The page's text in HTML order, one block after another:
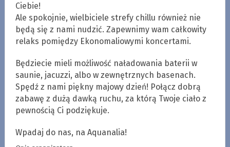
Ciebie!
Ale spokojnie, wielbiciele strefy chillu również nie
będą się z nami nudzić. Zapewnimy wam całkowity
relaks pomiędzy Ekonomaliowymi koncertami.
Będziecie mieli możliwość naładowania baterii w
saunie, jacuzzi, albo w zewnętrznych basenach.
Spędź z nami piękny majowy dzień! Połącz dobrą
zabawę z dużą dawką ruchu, za którą Twoje ciało z
pewnością Ci podziękuje.
Wpadaj do nas, na Aquanalia!